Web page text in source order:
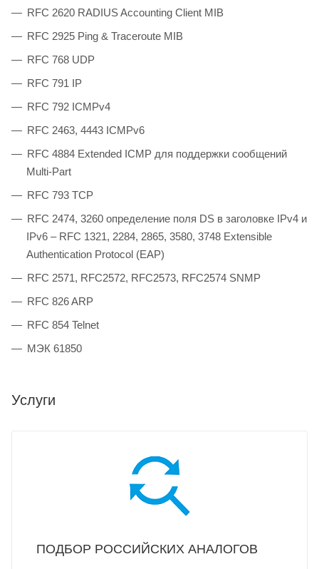
RFC 2620 RADIUS Accounting Client MIB
RFC 2925 Ping & Traceroute MIB
RFC 768 UDP
RFC 791 IP
RFC 792 ICMPv4
RFC 2463, 4443 ICMPv6
RFC 4884 Extended ICMP для поддержки сообщений
Multi-Part
RFC 793 TCP
RFC 2474, 3260 определение поля DS в заголовке IPv4 и
IPv6 – RFC 1321, 2284, 2865, 3580, 3748 Extensible
Authentication Protocol (EAP)
RFC 2571, RFC2572, RFC2573, RFC2574 SNMP
RFC 826 ARP
RFC 854 Telnet
МЭК 61850
Услуги
ПОДБОР РОССИЙСКИХ АНАЛОГОВ